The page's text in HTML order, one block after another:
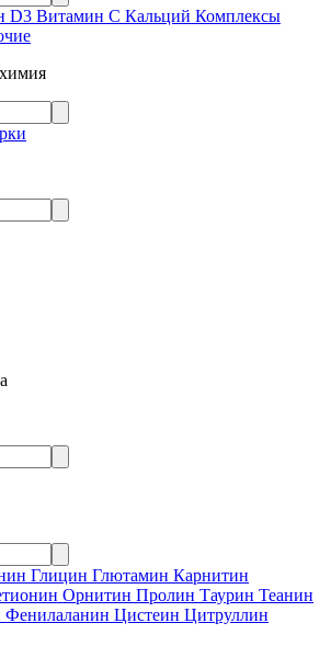
D3 Витамин С Кальций Комплексы
Глицин Глютамин Карнитин
Орнитин Пролин Таурин Теанин
Фенилаланин Цистеин Цитруллин